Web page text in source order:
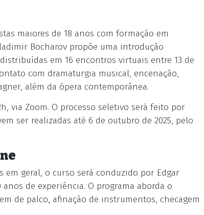
maiores de 18 anos com formação em
Bocharov propõe uma introdução
em 16 encontros virtuais entre 13 de
com dramaturgia musical, encenação,
além da ópera contemporânea.
via Zoom. O processo seletivo será feito por
ser realizadas até 6 de outubro de 2025, pelo
em geral, o curso será conduzido por Edgar
de experiência. O programa aborda o
de palco, afinação de instrumentos, checagem